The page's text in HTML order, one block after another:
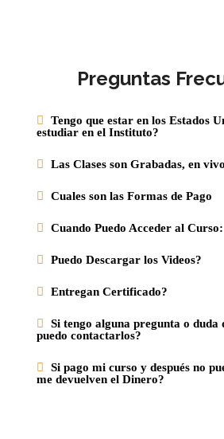
Preguntas
Tengo que estar en los Estados
estudiar en el Instituto?
Las Clases son Grabadas, en
Cuales son las Formas de Pago
Cuando Puedo Acceder al Curso:
Puedo Descargar los Videos?
Entregan Certificado?
Si tengo alguna pregunta o duda
puedo contactarlos?
Si pago mi curso y después no
me devuelven el Dinero?